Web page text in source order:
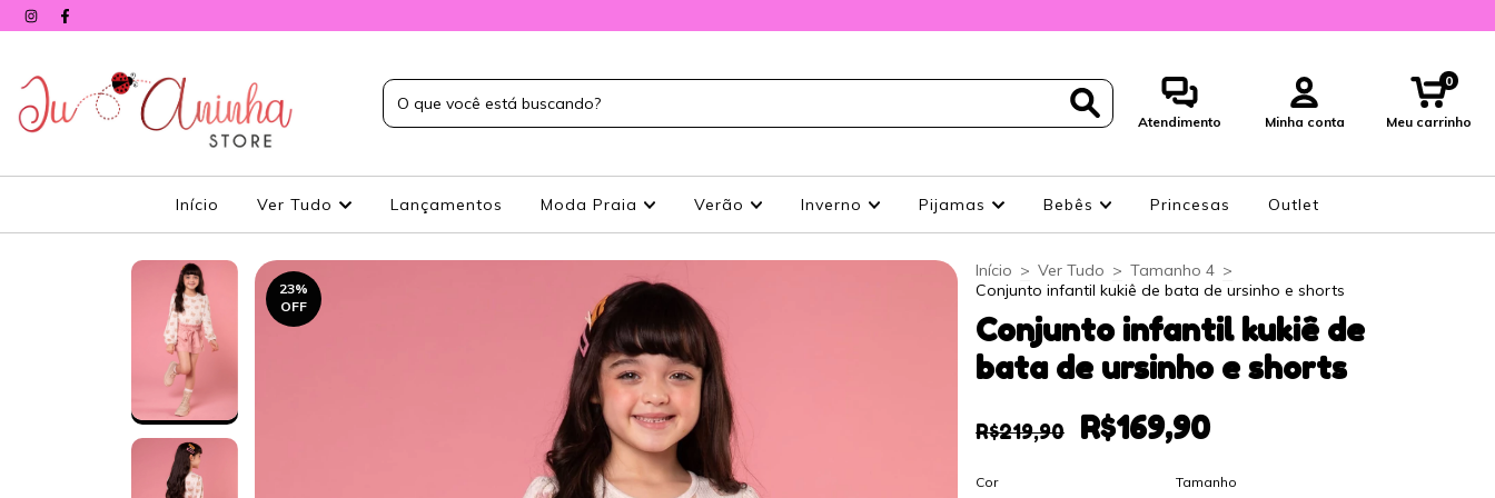
Atendimento Minha conta Meu carrinho
0
Início Ver Tudo Lançamentos Moda Praia Verão Inverno Pijamas Bebês Princesas Outlet
23%
OFF
Início > Ver Tudo > Tamanho 4 >
Conjunto infantil kukiê de bata de ursinho e shorts
Conjunto infantil kukiê de
bata de ursinho e shorts
R$219,90 R$169,90
Cor Tamanho